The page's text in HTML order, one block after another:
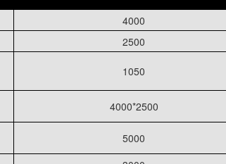
4000
2500
1050
4000*2500
5000